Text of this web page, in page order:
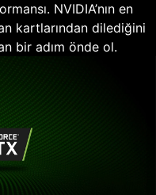
NVIDIA’nın en
kartlarından dilediğini
bir adım önde ol.